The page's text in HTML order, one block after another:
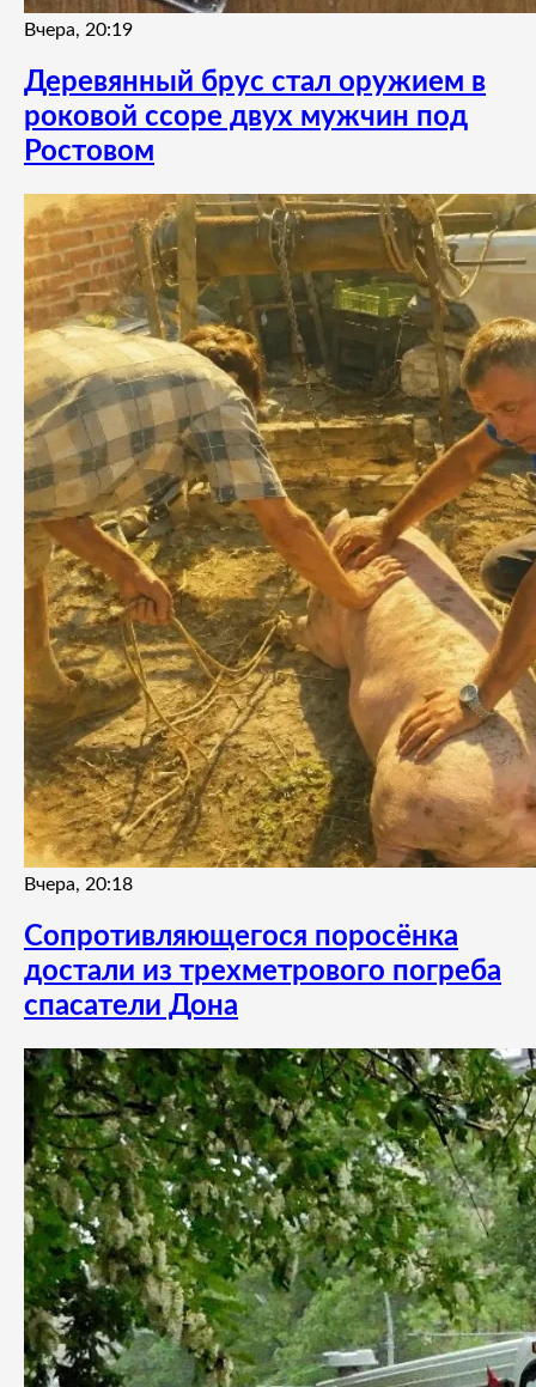
Вчера, 20:19
Деревянный брус стал оружием в
роковой ссоре двух мужчин под
Ростовом
Вчера, 20:18
Сопротивляющегося поросёнка
достали из трехметрового погреба
спасатели Дона